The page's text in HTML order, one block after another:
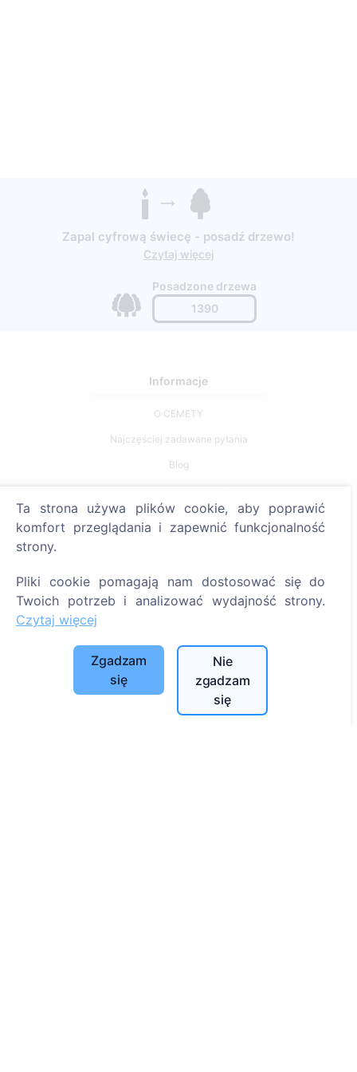
Zapal cyfrową świecę - posadź drzewo!
Czytaj więcej
Posadzone drzewa
1390
Informacje
O CEMETY
Najczęściej zadawane pytania
Blog
Lista gmin i użytkowników
Polityka prywatności
Szukaj
Szukaj cmentarzy
Usługi
Ta strona używa plików cookie, aby poprawić
komfort przeglądania i zapewnić funkcjonalność
strony.
Pliki cookie pomagają nam dostosować się do
Twoich potrzeb i analizować wydajność strony.
Czytaj więcej
Zgadzam
się
Nie
zgadzam
się